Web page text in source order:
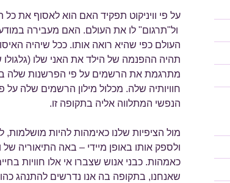
על פי וויניקוט תפקיד האם הוא לאסוף את
ול"תרגום" לו את העולם. האם מעבירה
העולם כפי שהיא רואה אותו. ככל שיהיה
תהיה ההפנמה של הילד את האני שלו
מתרגמת את הרשמים על פי הפרשנות שלה
חוויותיה שלה. מכלול מילון הרשמים שלה על
הנפשי המתלווה אליה בתקופה זו.
מול הציפיות שלנו כאימהות להיות מושלמות,
ולספק אותו באופן מיידי – באה התיאוריה של
כאמהות. כבני אנוש שצברו אי אלו חוויות
שאנחנו, בתקופה בה אנו נדרשים להתנהג